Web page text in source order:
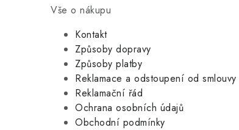
Vše o nákupu
Kontakt
Způsoby dopravy
Způsoby platby
Reklamace a odstoupení od smlouvy
Reklamační řád
Ochrana osobních údajů
Obchodní podmínky